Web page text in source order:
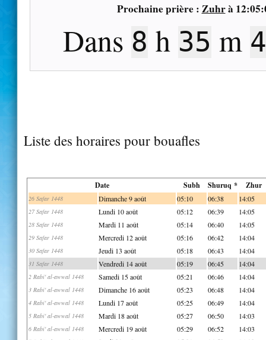
Prochaine prière : Zuhrà
Dans 8 h 35 m
Liste des horaires pour bouafles
Date Subh Shuruq * Zhur
26 Safar 1448 Dimanche 9 août 05:10 06:38 14:05
27 Safar 1448 Lundi 10 août 05:12 06:39 14:05
28 Safar 1448 Mardi 11 août 05:14 06:40 14:05
29 Safar 1448 Mercredi 12 août 05:16 06:42 14:04
30 Safar 1448 Jeudi 13 août 05:18 06:43 14:04
31 Safar 1448 Vendredi 14 août 05:19 06:45 14:04
2 Rabi' al-awwal 1448 Samedi 15 août 05:21 06:46 14:04
3 Rabi' al-awwal 1448 Dimanche 16 août 05:23 06:48 14:04
4 Rabi' al-awwal 1448 Lundi 17 août 05:25 06:49 14:04
5 Rabi' al-awwal 1448 Mardi 18 août 05:27 06:50 14:03
6 Rabi' al-awwal 1448 Mercredi 19 août 05:29 06:52 14:03